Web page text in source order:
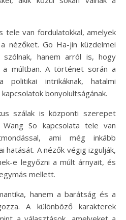
tele van fordulatokkal, amelyek
nézőket. Go Ha-jin küzdelmei
hanem arról is, hogy
múltban. A történet során a
intrikáknak, hatalmi
bonyolultságának.
szálak is központi szerepet
So kapcsolata tele van
ami még inkább
A nézők végig izgulják,
e legyőzni a múlt árnyait, és
mellett.
hanem a barátság és a
A különböző karakterek